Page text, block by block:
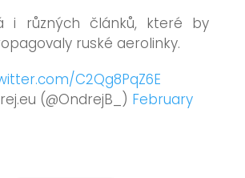
i různých článků, které by
ruské aerolinky.
C2Qg8PqZ6E
(@OndrejB_) February